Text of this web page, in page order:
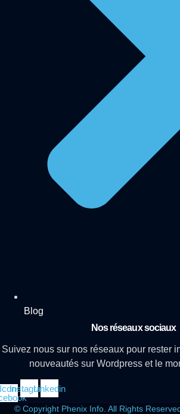
Blog
Nos réseaux sociaux
Suivez nous sur nos réseaux pour rester
nouveautés sur Wordpress et le
InstagramLinkedin
© Copyright Phenix Info. All Rights